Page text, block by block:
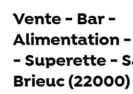
Vente - Bar -
Alimentation
- Superette -
Brieuc (22000)